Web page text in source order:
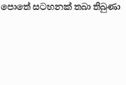
සටහනක් තබා තිබුණා